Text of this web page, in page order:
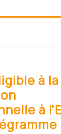
à la
à